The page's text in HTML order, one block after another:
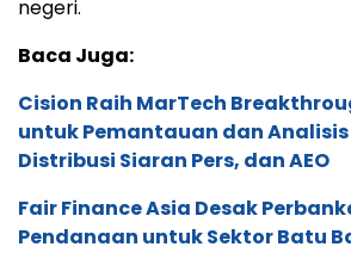
negeri.
Baca Juga:
Cision Raih MarTech
untuk Pemantauan dan Analisis
Distribusi Siaran Pers, dan AEO
Fair Finance Asia Desak
Pendanaan untuk Sektor Batu